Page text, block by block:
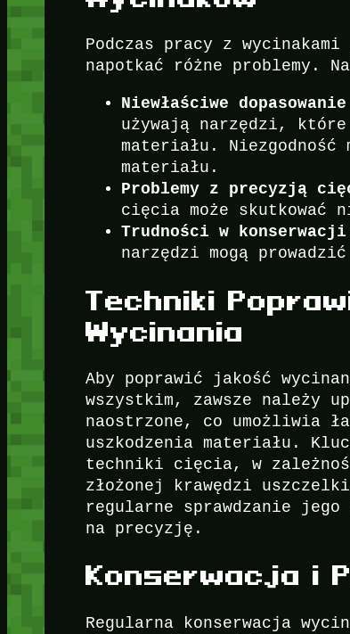
Podczas pracy z wycinakami
napotkać różne problemy.
Niewłaściwe
używają narzędzi,
materiału. Niezgodność
materiału.
Problemy z precyzją
cięcia może skutkować
Trudności w
narzędzi mogą
Techniki
Wycinania
Aby poprawić jakość
wszystkim, zawsze należy
naostrzone, co umożliwia
uszkodzenia materiału.
techniki cięcia, w
złożonej krawędzi
regularne sprawdzanie
na precyzję.
Konserwacja i
Regularna konserwacja